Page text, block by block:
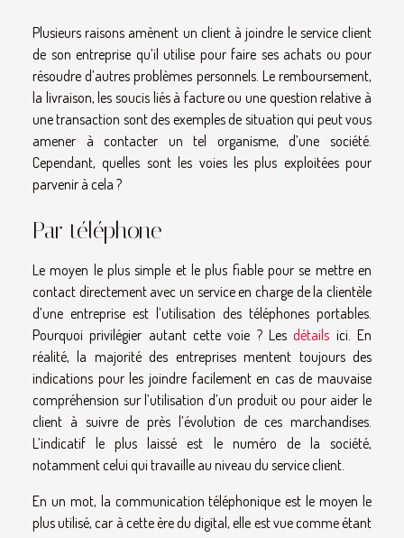
Plusieurs raisons amènent un client à joindre le service client
de son entreprise qu’il utilise pour faire ses achats ou pour
résoudre d’autres problèmes personnels. Le remboursement,
la livraison, les soucis liés à facture ou une question relative à
une transaction sont des exemples de situation qui peut vous
amener à contacter un tel organisme, d’une société.
Cependant, quelles sont les voies les plus exploitées pour
parvenir à cela ?
Par téléphone
Le moyen le plus simple et le plus fiable pour se mettre en
contact directement avec un service en charge de la clientèle
d’une entreprise est l’utilisation des téléphones portables.
Pourquoi privilégier autant cette voie ? Lesdétails ici. En
réalité, la majorité des entreprises mentent toujours des
indications pour les joindre facilement en cas de mauvaise
compréhension sur l’utilisation d’un produit ou pour aider le
client à suivre de près l’évolution de ces marchandises.
L’indicatif le plus laissé est le numéro de la société,
notamment celui qui travaille au niveau du service client.
En un mot, la communication téléphonique est le moyen le
plus utilisé, car à cette ère du digital, elle est vue comme étant